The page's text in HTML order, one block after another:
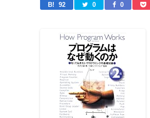
B! 92 0 0